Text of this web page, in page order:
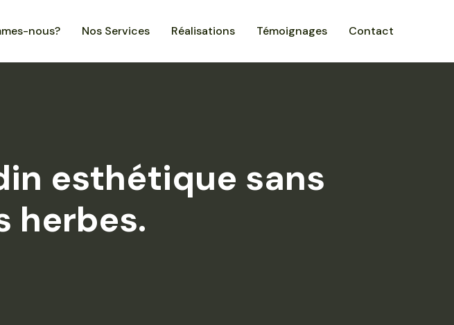
nous? Nos Services Réalisations Témoignages Contact
esthétique sans
herbes.